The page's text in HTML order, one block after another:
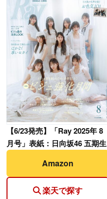
【6/23発売】「Ray 2025年 8
月号」表紙：日向坂46 五期生
Amazon
楽天で探す